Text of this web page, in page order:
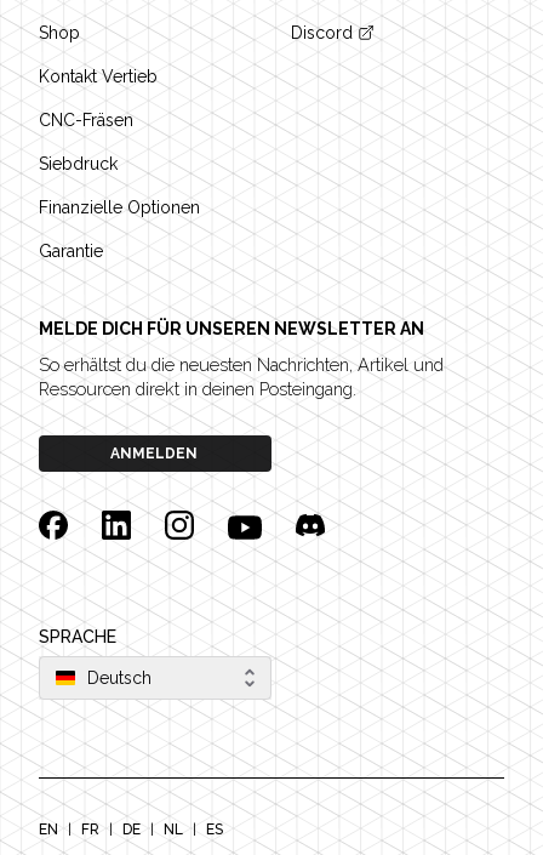
Shop
Kontakt Vertieb
CNC-Fräsen
Siebdruck
Finanzielle Optionen
Garantie
Discord
MELDE DICH FÜR UNSEREN NEWSLETTER AN
So erhältst du die neuesten Nachrichten, Artikel und
Ressourcen direkt in deinen Posteingang.
ANMELDEN
FacebookLinkedinInstagramYouTubeDiscord
SPRACHE
Deutsch
EN FR DE NL ES